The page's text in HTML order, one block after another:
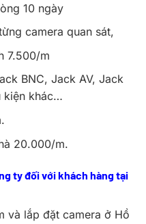
10 ngày
camera quan sát,
7.500/m
BNC, Jack AV, Jack
kiện khác…
20.000/m.
ty đối với khách hàng tại
và lắp đặt camera ở Hồ